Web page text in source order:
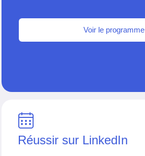
Voir le programme
Réussir sur LinkedIn